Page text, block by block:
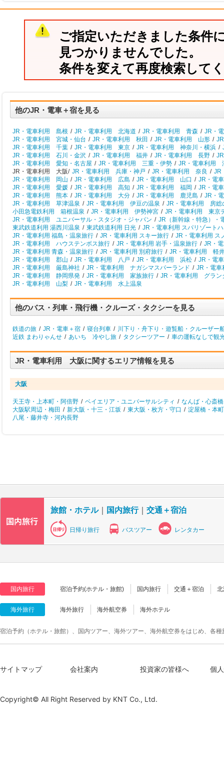
ご指定いただきました条件
見つかりませんでした。
条件を変えて再度検索して
他のJR・電車＋宿を見る
JR・電車利用 島根 / JR・電車利用 北海道 / JR・電車利用 青森 / JR・
JR・電車利用 宮城・仙台 / JR・電車利用 秋田 / JR・電車利用 山形 /
JR・電車利用 千葉 / JR・電車利用 東京 / JR・電車利用 神奈川・横浜 /
JR・電車利用 石川・金沢 / JR・電車利用 福井 / JR・電車利用 長野 /
JR・電車利用 愛知・名古屋 / JR・電車利用 三重・伊勢 / JR・電車利用
JR・電車利用 大阪/ JR・電車利用 兵庫・神戸 / JR・電車利用 奈良 / JR
JR・電車利用 岡山 / JR・電車利用 広島 / JR・電車利用 山口 / JR・電
JR・電車利用 愛媛 / JR・電車利用 高知 / JR・電車利用 福岡 / JR・電
JR・電車利用 熊本 / JR・電車利用 大分 / JR・電車利用 鹿児島 / JR・
JR・電車利用 草津温泉 / JR・電車利用 伊豆の温泉 / JR・電車利用 房総
小田急電鉄利用 箱根温泉 / JR・電車利用 伊勢神宮 / JR・電車利用 東京
JR・電車利用 ユニバーサル・スタジオ・ジャパン / JR（新幹線・特急）・
東武鉄道利用 湯西川温泉 / 東武鉄道利用 日光 / JR・電車利用 スパリゾート
JR・電車利用 福島・温泉旅行 / JR・電車利用 スキー旅行 / JR・電車利用 ス
JR・電車利用 ハウステンボス旅行 / JR・電車利用 岩手・温泉旅行 / JR・
JR・電車利用 青森・温泉旅行 / JR・電車利用 別府旅行 / JR・電車利用 軽
JR・電車利用 郡山 / JR・電車利用 八戸 / JR・電車利用 浜松 / JR・電
JR・電車利用 厳島神社 / JR・電車利用 ナガシマスパーランド / JR・電
JR・電車利用 静岡県発 / JR・電車利用 家族旅行 / JR・電車利用 グラン
JR・電車利用 山梨 / JR・電車利用 水上温泉
他のバス・列車・飛行機・クルーズ・タクシーを見る
鉄道の旅 / JR・電車＋宿 / 寝台列車 / 川下り・舟下り・遊覧船・クルーザー
近鉄 まわりゃんせ / あいち 冷やし旅 / タクシーツアー / 車の運転なしで観
JR・電車利用 大阪に関するエリア情報を見る
大阪
天王寺・上本町・阿倍野 / ベイエリア・ユニバーサルシティ / なんば・心斎橋
大阪駅周辺・梅田 / 新大阪・十三・江坂 / 東大阪・枚方・守口 / 淀屋橋・本
八尾・藤井寺・河内長野
旅館・ホテル｜ 国内旅行｜ 交通＋宿泊
日帰り旅行 バスツアー レンタカー
国内旅行 宿泊予約(ホテル・旅館) 国内旅行 交通＋宿泊
海外旅行 海外旅行 海外航空券 海外ホテル
宿泊予約（ホテル・旅館）、国内ツアー、海外ツアー、海外航空券をはじめ、各
サイトマップ 会社案内 投資家の皆様へ 個
Copyright© All Right Reserved by KNT Co., Ltd.